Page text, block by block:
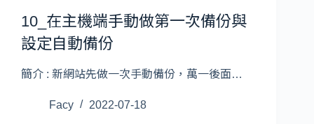
10_在主機端手動做第一次備份與
設定自動備份
簡介 : 新網站先做一次手動備份，萬一後面…
Facy 2022-07-18